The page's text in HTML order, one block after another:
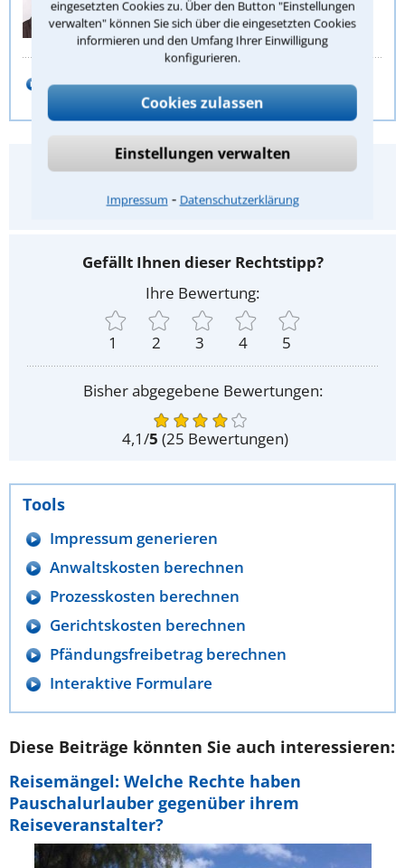
eingesetzten Cookies zu. Über den Button "Einstellungen
verwalten" können Sie sich über die eingesetzten Cookies
informieren und den Umfang Ihrer Einwilligung
konfigurieren.
Cookies zulassen
Einstellungen verwalten
Impressum ⁃ Datenschutzerklärung
Stephan Buch
E-Mail schreiben
Hat Ihnen dieser Rechtstipp geholfen?
Ja
Nein
Gefällt Ihnen dieser Rechtstipp?
Ihre Bewertung:
1 2 3 4 5
Bisher abgegebene Bewertungen:
4,1/5 (25 Bewertungen)
Tools
Impressum generieren
Anwaltskosten berechnen
Prozesskosten berechnen
Gerichtskosten berechnen
Pfändungsfreibetrag berechnen
Interaktive Formulare
Diese Beiträge könnten Sie auch interessieren:
Reisemängel: Welche Rechte haben
Pauschalurlauber gegenüber ihrem
Reiseveranstalter?